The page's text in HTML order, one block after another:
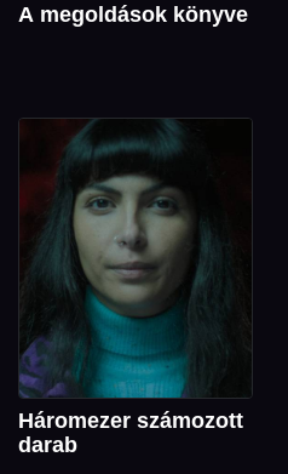
A megoldások könyve
Háromezer számozott
darab